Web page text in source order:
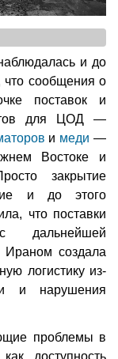
и до
что сообщения о
поставок и
для ЦОД —
и меди —
Востоке и
закрытие
и до этого
что поставки
дальнейшей
Ираном создала
логистику из-
и нарушения
проблемы в